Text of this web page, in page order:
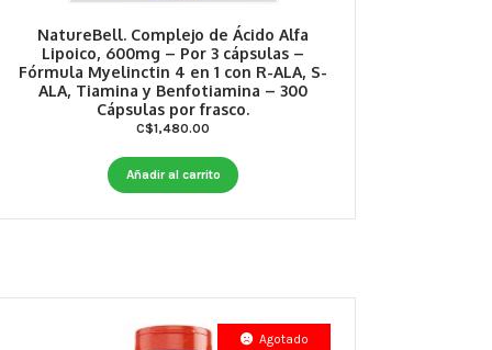
NatureBell. Complejo de Ácido Alfa
Lipoico, 600mg – Por 3 cápsulas –
Fórmula Myelinctin 4 en 1 con R-ALA, S-
ALA, Tiamina y Benfotiamina – 300
Cápsulas por frasco.
C$1,480.00
Añadir al carrito
Agotado